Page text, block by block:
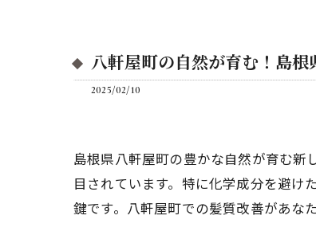
八軒屋町の自然が育む！島
2025/02/10
島根県八軒屋町の豊かな自然が育む新
目されています。特に化学成分を避け
鍵です。八軒屋町での髪質改善があな